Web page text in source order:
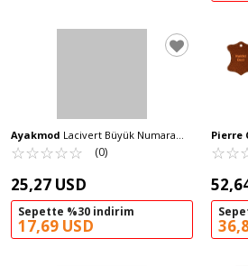
Ayakmod Lacivert Büyük Numara
Eva Hafif Erkek Sabo Terlik 214 M
☆☆☆☆☆
★★★★★ (0)
25,27 USD
Sepette %30 indirim
17,69 USD
Pierre
Erkek
☆☆
★★